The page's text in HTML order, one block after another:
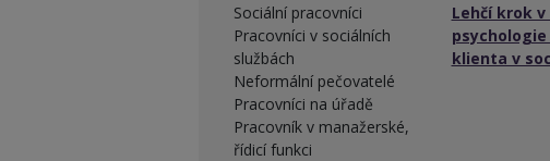
Sociální pracovníci
Pracovníci v sociálních
službách
Neformální pečovatelé
Pracovníci na úřadě
Pracovník v manažerské,
řídicí funkci
Lehčí krok
klienta v